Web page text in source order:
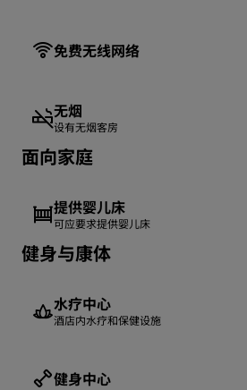
免费无线网络
无烟
设有无烟客房
面向家庭
提供婴儿床
可应要求提供婴儿床
健身与康体
水疗中心
酒店内水疗和保健设施
健身中心